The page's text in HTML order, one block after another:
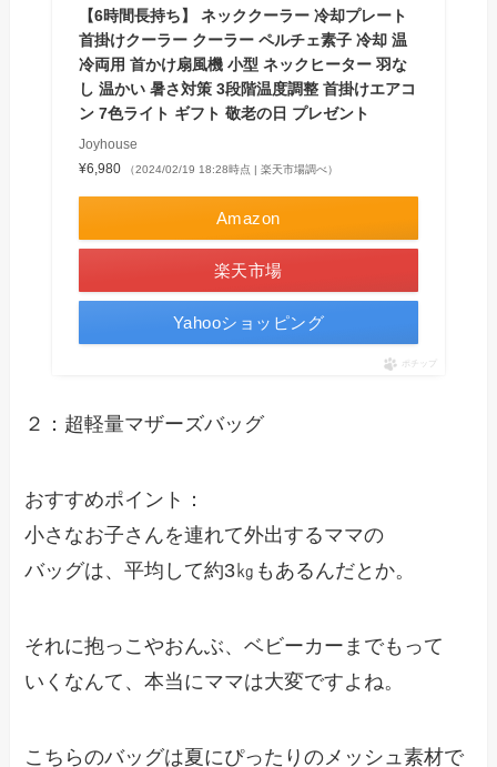
【6時間長持ち】 ネッククーラー 冷却プレート
首掛けクーラー クーラー ペルチェ素子 冷却 温
冷両用 首かけ扇風機 小型 ネックヒーター 羽な
し 温かい 暑さ対策 3段階温度調整 首掛けエアコ
ン 7色ライト ギフト 敬老の日 プレゼント
Joyhouse
¥6,980
（2024/02/19 18:28時点 | 楽天市場調べ）
Amazon
楽天市場
Yahooショッピング
ポチップ
２：超軽量マザーズバッグ
おすすめポイント：
小さなお子さんを連れて外出するママの
バッグは、平均して約3㎏もあるんだとか。
それに抱っこやおんぶ、ベビーカーまでもって
いくなんて、本当にママは大変ですよね。
こちらのバッグは夏にぴったりのメッシュ素材で